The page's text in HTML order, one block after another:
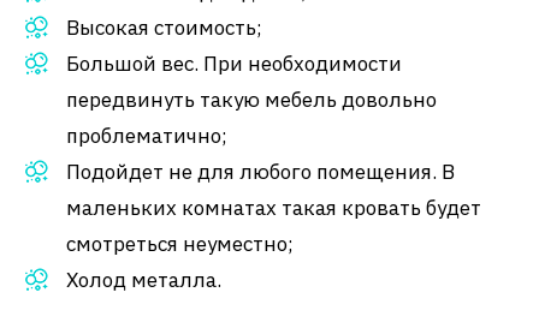
Высокая стоимость;
Большой вес. При необходимости
передвинуть такую мебель довольно
проблематично;
Подойдет не для любого помещения. В
маленьких комнатах такая кровать будет
смотреться неуместно;
Холод металла.